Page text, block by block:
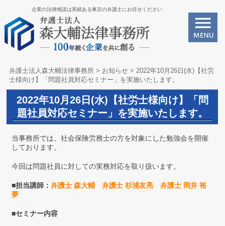
企業の法律相談は実績ある東京の弁護士にお任せください
弁護士法人森大輔法律事務所 > お知らせ > 2022年10月26日(水)【社労
士様向け】「問題社員対応セミナー」を実施いたします。
2022年10月26日(水)【社労士様向け】「問
題社員対応セミナー」を実施いたします。
当事務所では、社会保険労務士の方を対象にした勉強会を開催
しております。
今回は問題社員に対しての実務対応を取り扱います。
■担当講師：弁護士 森大輔弁護士 杉浦友亮
弁護士 岡井 裕
夢
■セミナー内容